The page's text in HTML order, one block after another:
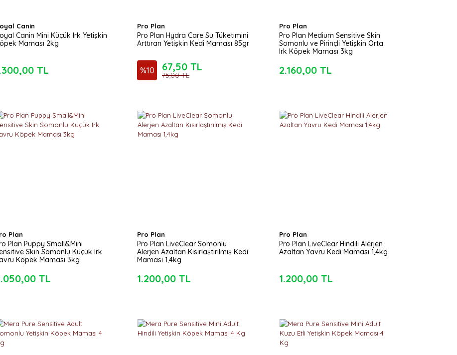
Canin
Canin Mini Küçük Irk Yetişkin
Maması 2kg
TL
Pro Plan
Pro Plan Hydra Care Su Tüketimini
Arttıran Yetişkin Kedi Maması 85gr
%10 67,50 TL
75,00 TL
Pro Plan
Pro Plan Medium Sensitive Skin
Somonlu ve Pirinçli Yetişkin Orta
Irk Köpek Maması 3kg
2.160,00 TL
Plan
Plan Puppy Small&Mini
Skin Somonlu Küçük Irk
Köpek Maması 3kg
TL
Pro Plan
Pro Plan LiveClear Somonlu
Alerjen Azaltan Kısırlaştırılmış Kedi
Maması 1,4kg
1.200,00 TL
Pro Plan
Pro Plan LiveClear Hindili Alerjen
Azaltan Yavru Kedi Maması 1,4kg
1.200,00 TL